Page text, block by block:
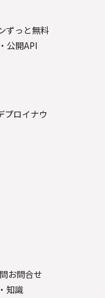
ずっと無料
公開API
プロイナウ
お問合せ
知識